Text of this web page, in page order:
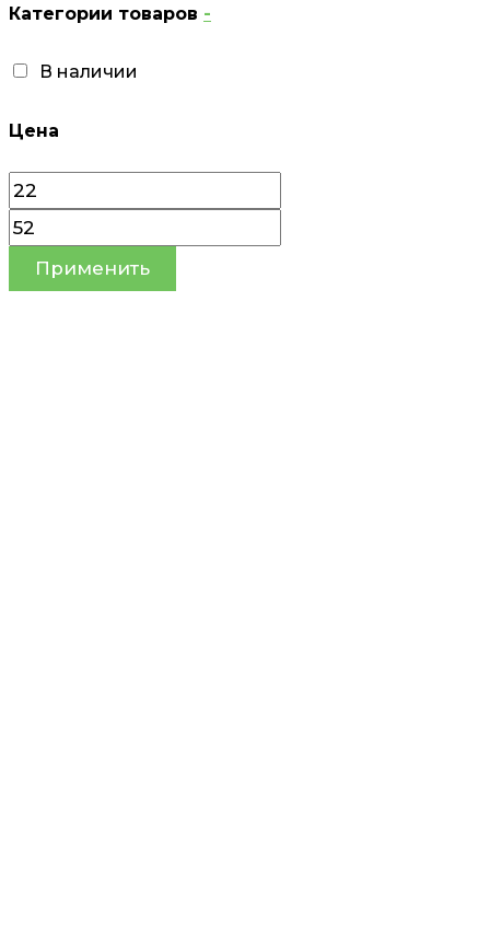
Категории товаров -
В наличии
Цена
Применить